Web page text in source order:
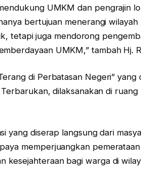
UMKM dan pengrajin
bertujuan menerangi
tetapi juga mendorong
UMKM,” tambah Hj.
di Perbatasan Negeri” yang
dilaksanakan di
yang diserap langsung dari
memperjuangkan pemerataan
kesejahteraan bagi warga di